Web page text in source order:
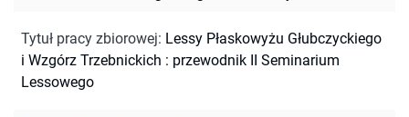
Tytuł pracy zbiorowej: Lessy Płaskowyżu Głubczyckiego
i Wzgórz Trzebnickich : przewodnik II Seminarium
Lessowego